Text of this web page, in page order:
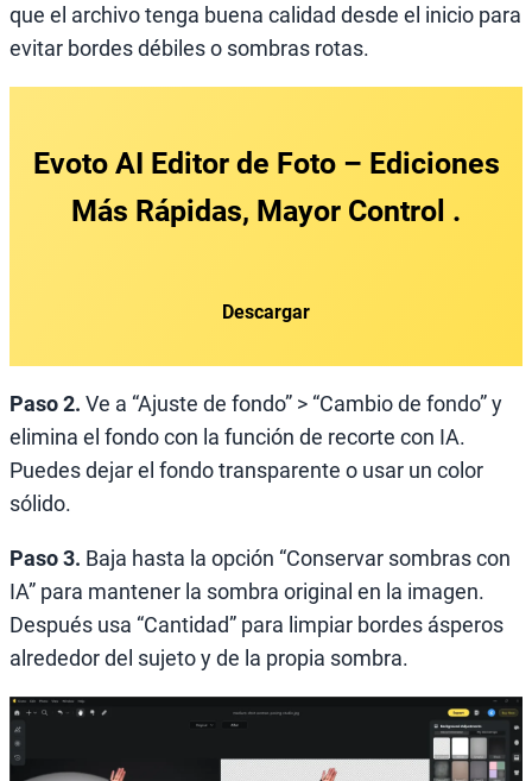
que el archivo tenga buena calidad desde el inicio para
evitar bordes débiles o sombras rotas.
Evoto AI Editor de Foto– Ediciones
Más Rápidas, Mayor Control .
Descargar
Paso 2. Ve a “Ajuste de fondo” > “Cambio de fondo” y
elimina el fondo con la función de recorte con IA.
Puedes dejar el fondo transparente o usar un color
sólido.
Paso 3. Baja hasta la opción “Conservar sombras con
IA” para mantener la sombra original en la imagen.
Después usa “Cantidad” para limpiar bordes ásperos
alrededor del sujeto y de la propia sombra.